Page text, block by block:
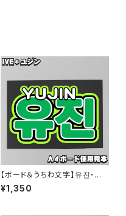
【ボード＆うちわ文字】유진・ユ
ジン①A4 即納 【IVE】
¥1,350